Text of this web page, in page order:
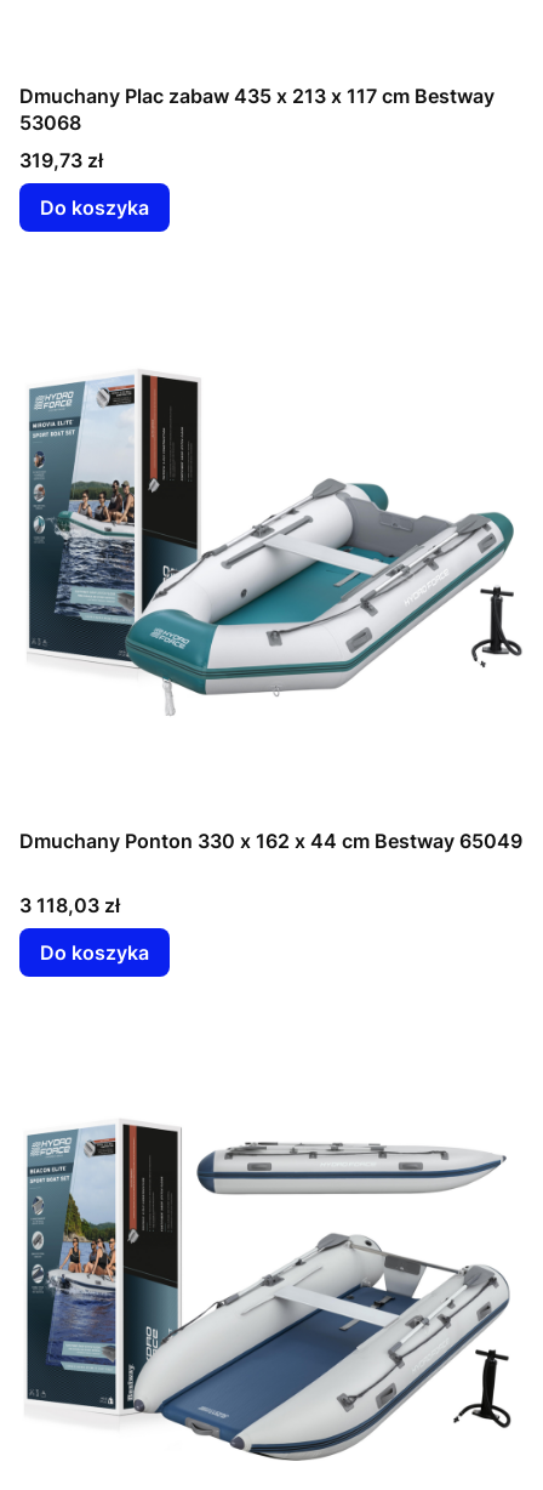
Dmuchany Plac zabaw 435 x 213 x 117 cm Bestway
53068
Cena
319,73 zł
Do koszyka
Dmuchany Ponton 330 x 162 x 44 cm Bestway 65049
Cena
3 118,03 zł
Do koszyka